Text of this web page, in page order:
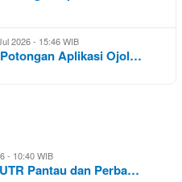
2026 - 15:46 WIB
Aplikasi Ojol…
- 10:40 WIB
Pantau dan Perba…